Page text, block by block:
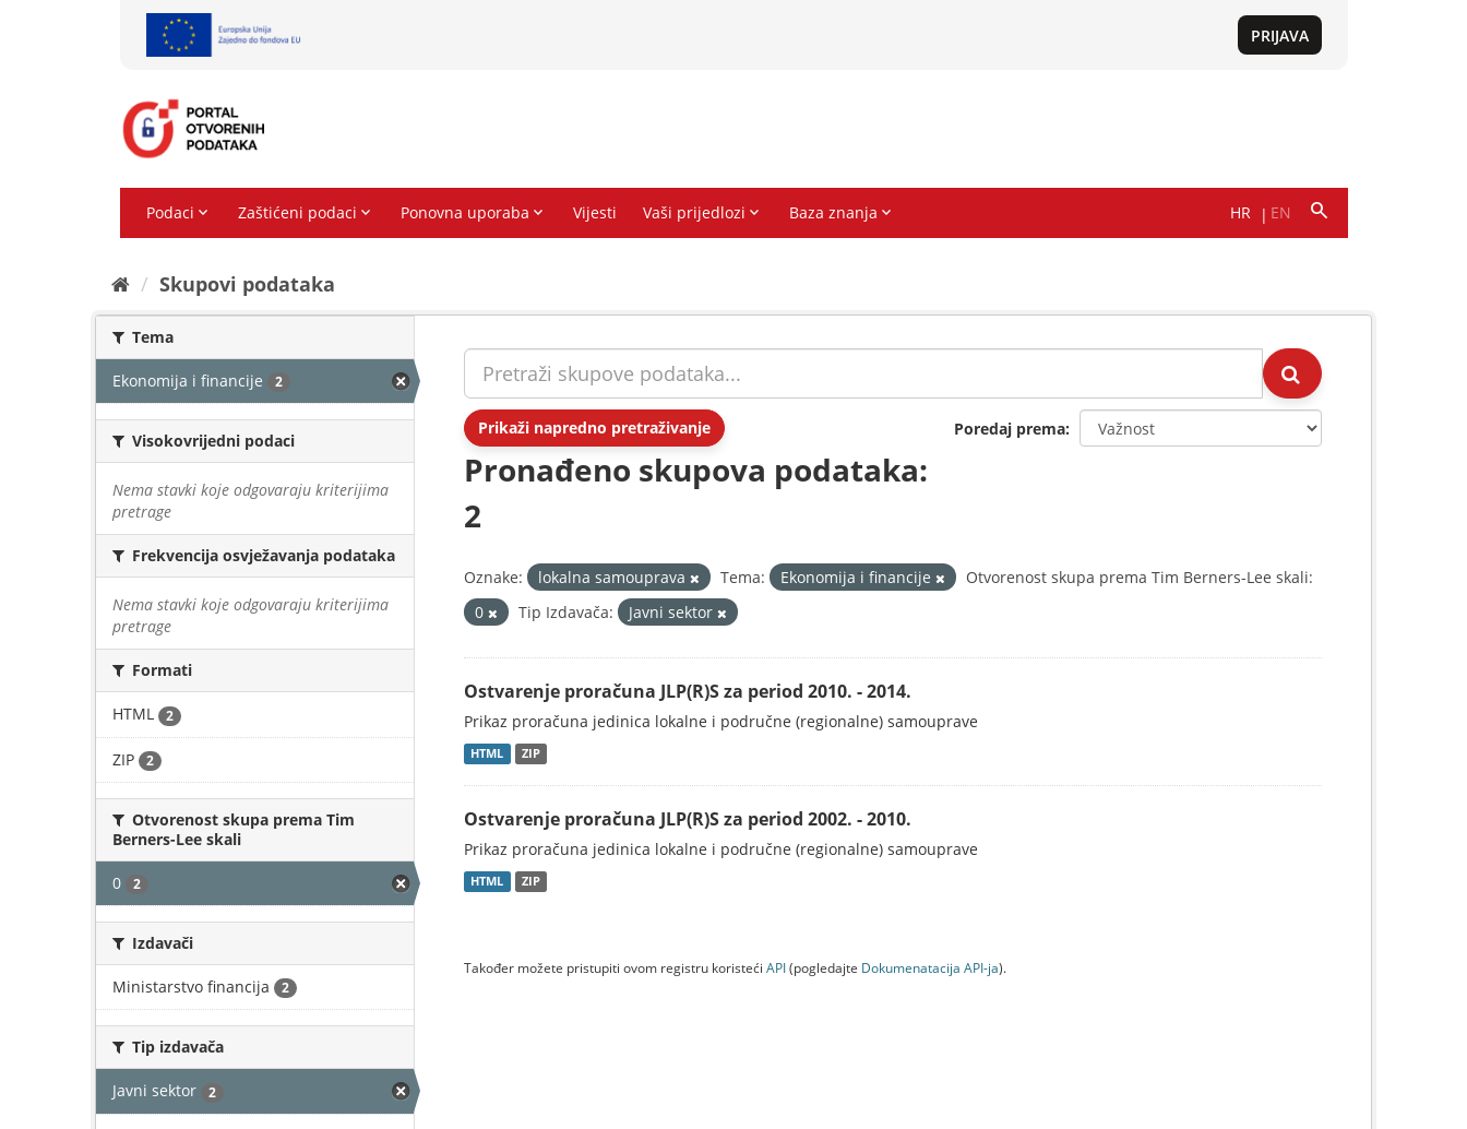
Skupovi podаtаkа
Tema
Ekonomija i financije 2
Visokovrijedni podaci
Nema stavki koje odgovaraju kriterijima
pretrage
Frekvencija osvježavanja podataka
Nema stavki koje odgovaraju kriterijima
pretrage
Formati
HTML 2
ZIP 2
Otvorenost skupa prema Tim
Berners-Lee skali
0 2
Izdavači
Ministarstvo financija 2
Tip izdavača
Javni sektor 2
Prikaži napredno pretraživanje Poredaj prema
Pronađeno skupova podataka:
2
Oznake: lokalna samouprava Tema: Ekonomija i financije
Otvorenost skupa prema Tim Berners-Lee skali:
0
Tip Izdavača: Javni sektor
Ostvarenje proračuna JLP(R)S za period 2010. - 2014.
Prikaz proračuna jedinica lokalne i područne (regionalne) samouprave
HTML ZIP
Ostvarenje proračuna JLP(R)S za period 2002. - 2010.
Prikaz proračuna jedinica lokalne i područne (regionalne) samouprave
HTML ZIP
Također možete pristupiti ovom registru koristeći API(pogledajte Dokumenаtаcijа API-jа).